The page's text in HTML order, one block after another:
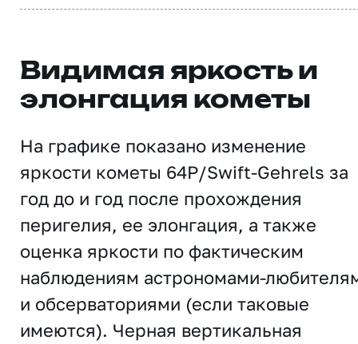
Видимая яркость и
элонгация кометы
На графике показано изменение
яркости кометы 64P/Swift-Gehrels за
год до и год после прохождения
перигелия, ее элонгация, а также
оценка яркости по фактическим
наблюдениям астрономами-
и обсерваториями (если таковые
имеются). Черная вертикальная